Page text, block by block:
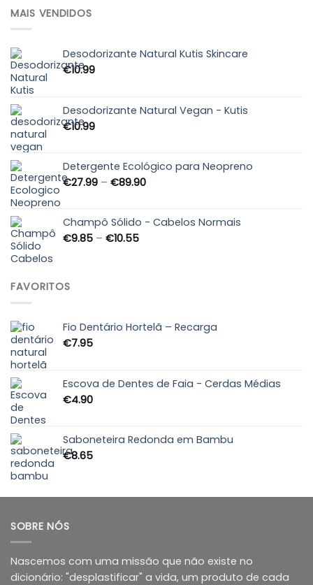
MAIS VENDIDOS
Desodorizante Natural Kutis Skincare
€10.99
Desodorizante Natural Vegan - Kutis
€10.99
Detergente Ecológico para Neopreno
€27.99 – €89.90Price
through
Champô Sólido - Cabelos Normais
€9.85 – €10.55Price
FAVORITOS
Fio Dentário Hortelã – Recarga
€7.95
Escova de Dentes de Faia - Cerdas Médias
€4.90
Saboneteira Redonda em Bambu
€8.65
SOBRE NÓS
Nascemos com uma missão que não existe no
dicionário: "desplastificar" a vida, um produto de cada